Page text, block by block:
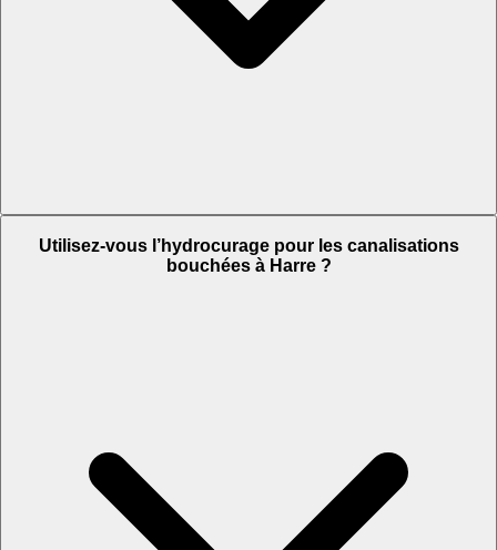
Utilisez-vous l’hydrocurage pour les canalisations
bouchées à Harre ?